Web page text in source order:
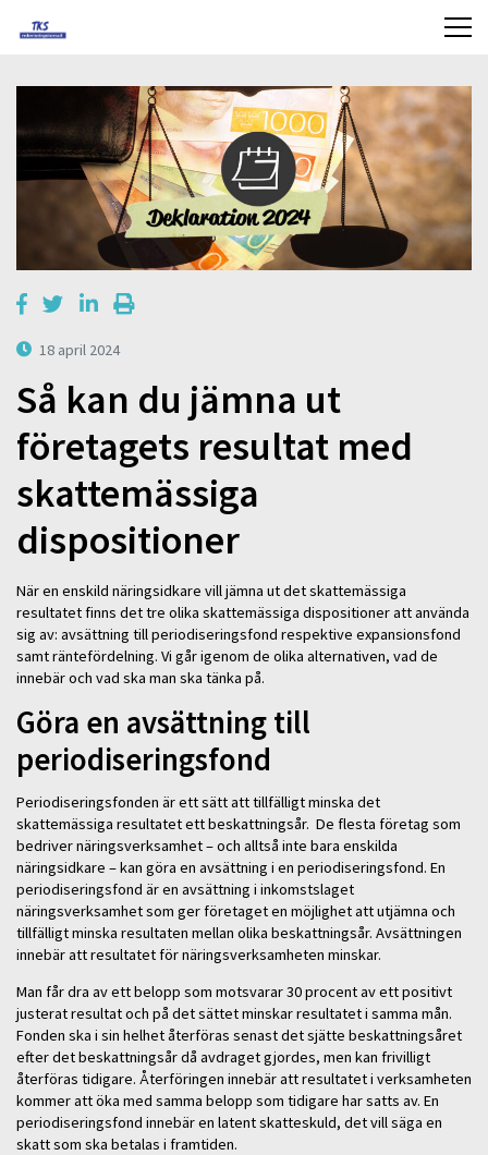
18 april 2024
Så kan du jämna ut
företagets resultat med
skattemässiga
dispositioner
När en enskild näringsidkare vill jämna ut det skattemässiga
resultatet finns det tre olika skattemässiga dispositioner att använda
sig av: avsättning till periodiseringsfond respektive expansionsfond
samt räntefördelning. Vi går igenom de olika alternativen, vad de
innebär och vad ska man ska tänka på.
Göra en avsättning till
periodiseringsfond
Periodiseringsfonden är ett sätt att tillfälligt minska det
skattemässiga resultatet ett beskattningsår. De flesta företag som
bedriver näringsverksamhet – och alltså inte bara enskilda
näringsidkare – kan göra en avsättning i en periodiseringsfond. En
periodiseringsfond är en avsättning i inkomstslaget
näringsverksamhet som ger företaget en möjlighet att utjämna och
tillfälligt minska resultaten mellan olika beskattningsår. Avsättningen
innebär att resultatet för näringsverksamheten minskar.
Man får dra av ett belopp som motsvarar 30 procent av ett positivt
justerat resultat och på det sättet minskar resultatet i samma mån.
Fonden ska i sin helhet återföras senast det sjätte beskattningsåret
efter det beskattningsår då avdraget gjordes, men kan frivilligt
återföras tidigare. Återföringen innebär att resultatet i verksamheten
kommer att öka med samma belopp som tidigare har satts av. En
periodiseringsfond innebär en latent skatteskuld, det vill säga en
skatt som ska betalas i framtiden.